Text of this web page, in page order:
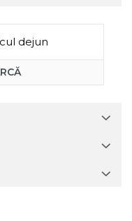
dejun